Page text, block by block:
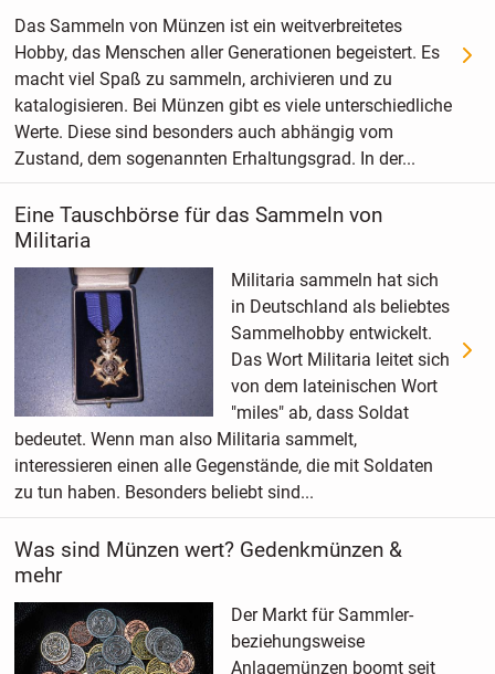
Das Sammeln von Münzen ist ein weitverbreitetes
Hobby, das Menschen aller Generationen begeistert. Es
macht viel Spaß zu sammeln, archivieren und zu
katalogisieren. Bei Münzen gibt es viele unterschiedliche
Werte. Diese sind besonders auch abhängig vom
Zustand, dem sogenannten Erhaltungsgrad. In der...
Eine Tauschbörse für das Sammeln von
Militaria
Militaria sammeln hat sich
in Deutschland als beliebtes
Sammelhobby entwickelt.
Das Wort Militaria leitet sich
von dem lateinischen Wort
"miles" ab, dass Soldat
bedeutet. Wenn man also Militaria sammelt,
interessieren einen alle Gegenstände, die mit Soldaten
zu tun haben. Besonders beliebt sind...
Was sind Münzen wert? Gedenkmünzen &
mehr
Der Markt für Sammler-
beziehungsweise
Anlagemünzen boomt seit